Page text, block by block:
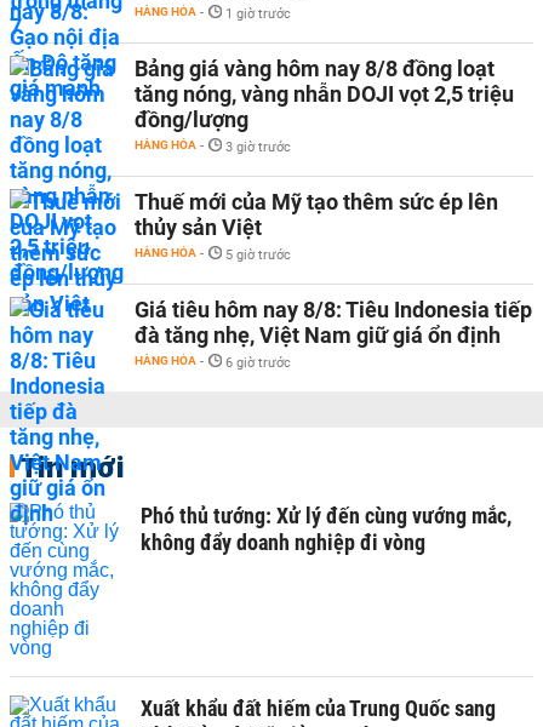
HÀNG HÓA - 1 giờ trước
Bảng giá vàng hôm nay 8/8 đồng loạt
tăng nóng, vàng nhẫn DOJI vọt 2,5 triệu
đồng/lượng
HÀNG HÓA - 3 giờ trước
Thuế mới của Mỹ tạo thêm sức ép lên
thủy sản Việt
HÀNG HÓA - 5 giờ trước
Giá tiêu hôm nay 8/8: Tiêu Indonesia tiếp
đà tăng nhẹ, Việt Nam giữ giá ổn định
HÀNG HÓA - 6 giờ trước
Tin mới
Phó thủ tướng: Xử lý đến cùng vướng mắc,
không đẩy doanh nghiệp đi vòng
Xuất khẩu đất hiếm của Trung Quốc sang